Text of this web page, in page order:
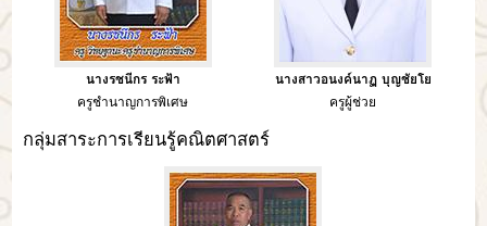
นางรชนีกร ระฟ้า
ครูชำนาญการพิเศษ
นางสาวอนงค์นาฏ บุญชัยโย
ครูผู้ช่วย
กลุ่มสาระการเรียนรู้คณิตศาสตร์